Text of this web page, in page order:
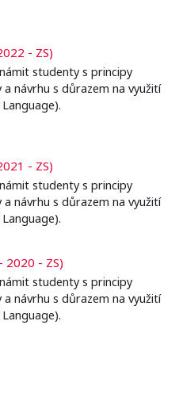
- ZS)
studenty s principy
návrhu s důrazem na využití
- ZS)
studenty s principy
návrhu s důrazem na využití
2020 - ZS)
studenty s principy
návrhu s důrazem na využití